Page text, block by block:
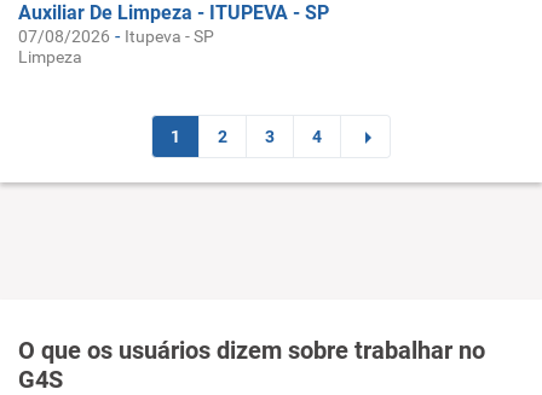
Auxiliar De Limpeza - ITUPEVA - SP
07/08/2026 - Itupeva - SP
Limpeza
1 2 3 4
O que os usuários dizem sobre trabalhar no
G4S